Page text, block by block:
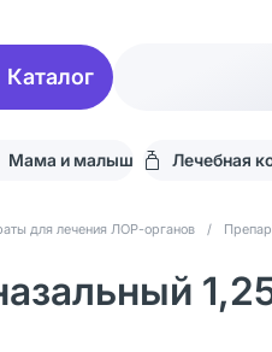
Каталог
Мама и малыш Лечебная
для лечения ЛОР-органов /